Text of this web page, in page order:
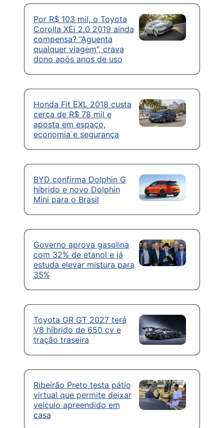
Por R$ 103 mil, o Toyota
Corolla XEi 2.0 2019 ainda
compensa? “Aguenta
qualquer viagem”, crava
dono após anos de uso
Honda Fit EXL 2018 custa
cerca de R$ 78 mil e
aposta em espaço,
economia e segurança
BYD confirma Dolphin G
híbrido e novo Dolphin
Mini para o Brasil
Governo aprova gasolina
com 32% de etanol e já
estuda elevar mistura para
35%
Toyota GR GT 2027 terá
V8 híbrido de 650 cv e
tração traseira
Ribeirão Preto testa pátio
virtual que permite deixar
veículo apreendido em
casa